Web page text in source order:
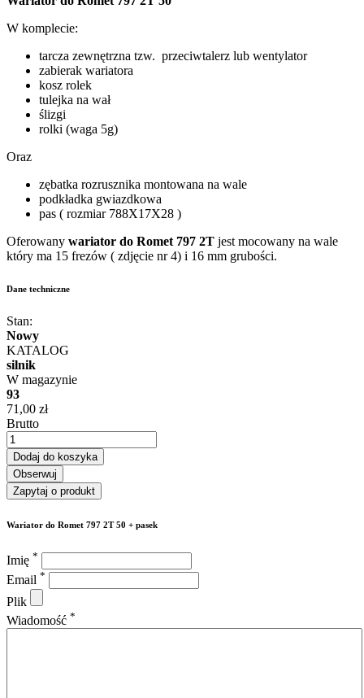
W komplecie:
tarcza zewnętrzna tzw. przeciwtalerz lub wentylator
zabierak wariatora
kosz rolek
tulejka na wał
ślizgi
rolki (waga 5g)
Oraz
zębatka rozrusznika montowana na wale
podkładka gwiazdkowa
pas ( rozmiar 788X17X28 )
Oferowany wariator do Romet 797 2T jest mocowany na wale
który ma 15 frezów ( zdjęcie nr 4) i 16 mm grubości.
Dane techniczne
Stan:
Nowy
KATALOG
silnik
W magazynie
93
71,00 zł
Brutto
Dodaj do koszyka
Obserwuj
Zapytaj o produkt
Wariator do Romet 797 2T 50 + pasek
Imię *
Email *
Plik
Wiadomość *